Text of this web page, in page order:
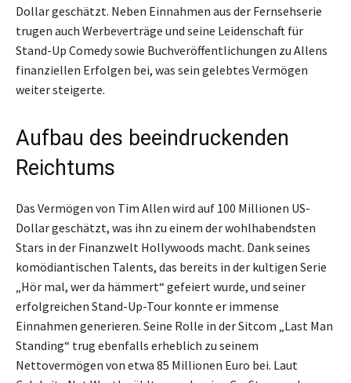
Dollar geschätzt. Neben Einnahmen aus der Fernsehserie
trugen auch Werbeverträge und seine Leidenschaft für
Stand-Up Comedy sowie Buchveröffentlichungen zu Allens
finanziellen Erfolgen bei, was sein gelebtes Vermögen
weiter steigerte.
Aufbau des beeindruckenden
Reichtums
Das Vermögen von Tim Allen wird auf 100 Millionen US-
Dollar geschätzt, was ihn zu einem der wohlhabendsten
Stars in der Finanzwelt Hollywoods macht. Dank seines
komödiantischen Talents, das bereits in der kultigen Serie
„Hör mal, wer da hämmert“ gefeiert wurde, und seiner
erfolgreichen Stand-Up-Tour konnte er immense
Einnahmen generieren. Seine Rolle in der Sitcom „Last Man
Standing“ trug ebenfalls erheblich zu seinem
Nettovermögen von etwa 85 Millionen Euro bei. Laut